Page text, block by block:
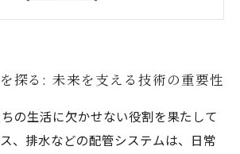
わることのやりがいを再発見
る配管工事の魅力と可能性
探る: 未来を支える技術の重要性
の生活に欠かせない役割を果たして
、排水などの配管システムは、日常